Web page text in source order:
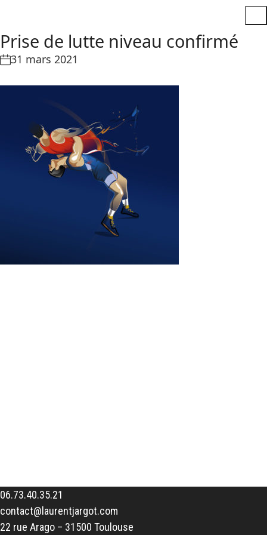
Prise de lutte niveau confirmé
31 mars 2021
06.73.40.35.21
contact@laurentjargot.com
22 rue Arago – 31500 Toulouse